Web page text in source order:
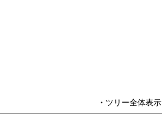
・ツリー全体表示